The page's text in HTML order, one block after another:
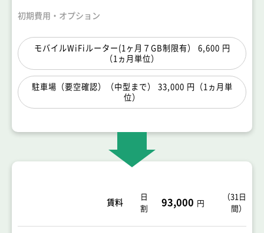
初期費用・オプション
モバイルWiFiルーター(1ヶ月７GB制限有） 6,600 円
（1ヵ月単位）
駐車場（要空確認）（中型まで） 33,000 円（1ヵ月単
位）
賃料
日
割
93,000 円
（31日
間）